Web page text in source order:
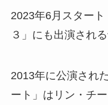
2023年6月スター
３」にも出演される
2013年に公演され
ート」はリン・チ